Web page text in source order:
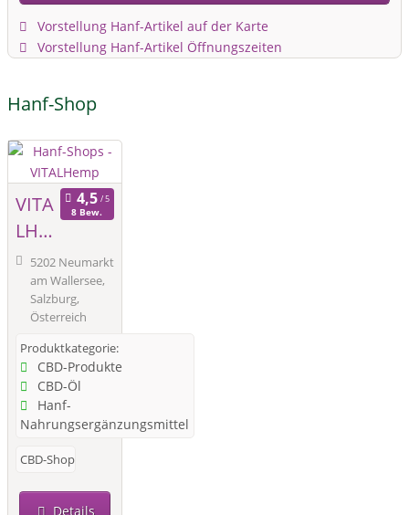
Vorstellung Hanf-Artikel auf der Karte
Vorstellung Hanf-Artikel Öffnungszeiten
Hanf-Shop
VITA
LHe
mp
8 Bew.
5202 Neumarkt
am Wallersee,
Salzburg,
Österreich
Produktkategorie:
CBD-Produkte
CBD-Öl
Hanf-
Nahrungsergänzungsmittel
CBD-Shop
Details